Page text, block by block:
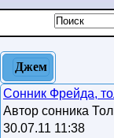
Джем
Сонник Фрейда,
Автор сонника
30.07.11 11:38